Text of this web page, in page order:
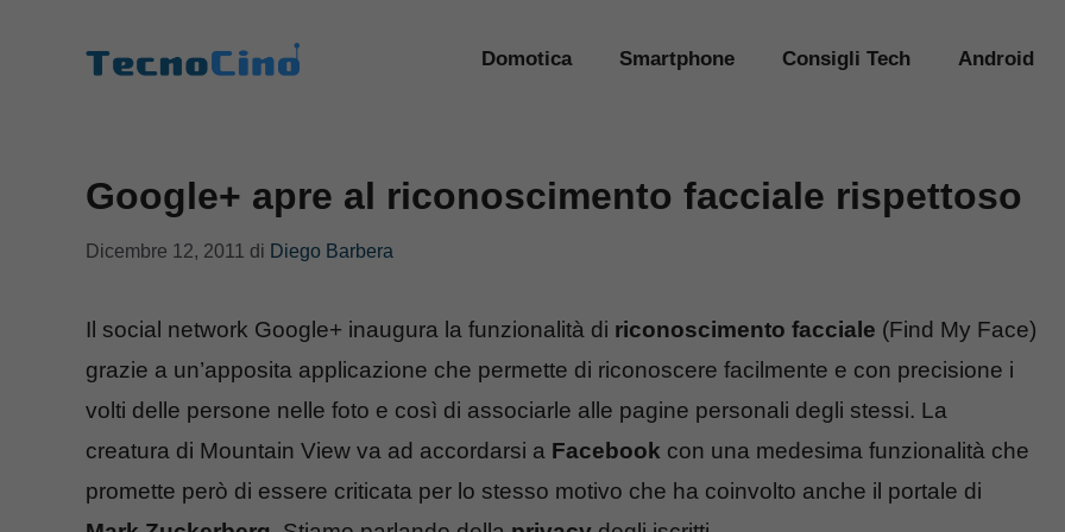
Domotica Smartphone Consigli Tech Android
Google+ apre al riconoscimento facciale rispettoso
Dicembre 12, 2011 di Diego Barbera
Il social network Google+ inaugura la funzionalità di riconoscimento facciale (Find My Face)
grazie a un’apposita applicazione che permette di riconoscere facilmente e con precisione i
volti delle persone nelle foto e così di associarle alle pagine personali degli stessi. La
creatura di Mountain View va ad accordarsi a Facebook con una medesima funzionalità che
promette però di essere criticata per lo stesso motivo che ha coinvolto anche il portale di